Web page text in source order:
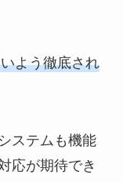
よう徹底され
ステムも機能
応が期待でき